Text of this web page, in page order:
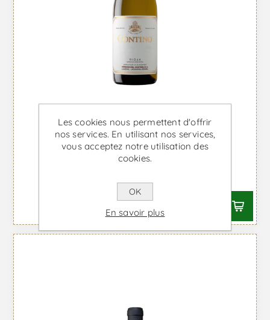
Contino - Vin Blanc
Les cookies nous permettent d'offrir
nos services. En utilisant nos services,
vous acceptez notre utilisation des
cookies.
OK
En savoir plus